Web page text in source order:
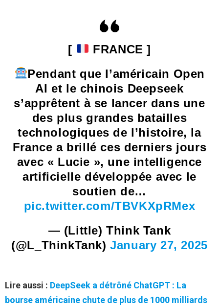
[
FRANCE ]
Pendant que l’américain Open
AI et le chinois Deepseek
s’apprêtent à se lancer dans une
des plus grandes batailles
technologiques de l’histoire, la
France a brillé ces derniers jours
avec « Lucie », une intelligence
artificielle développée avec le
soutien de…
pic.twitter.com/TBVKXpRMex
— (Little) Think Tank
(@L_ThinkTank)January 27, 2025
Lire aussi : DeepSeek a détrôné ChatGPT : La
bourse américaine chute de plus de 1000 milliards